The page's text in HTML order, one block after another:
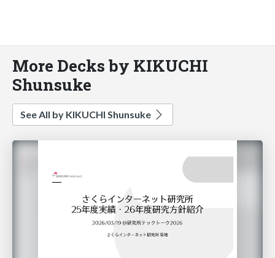
More Decks by KIKUCHI
Shunsuke
See All by KIKUCHI Shunsuke